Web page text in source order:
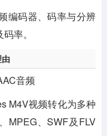
编码器、码率与分辨
率。
音频
M4V视频转化为多种
MPEG、SWF及FLV